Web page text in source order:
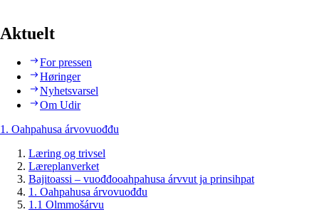
Aktuelt
For pressen
Høringer
Nyhetsvarsel
Om Udir
1. Oahpahusa árvovuođđu
Læring og trivsel
Læreplanverket
Bajitoassi – vuođđooahpahusa árvvut ja prinsihpat
1. Oahpahusa árvovuođđu
1.1 Olmmošárvu